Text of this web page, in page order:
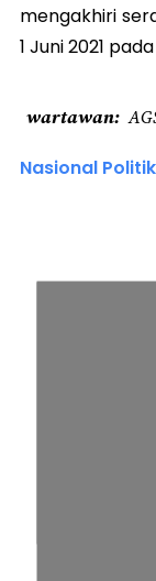
mengakhiri
1 Juni 2021
wartawan
Nasional Politik